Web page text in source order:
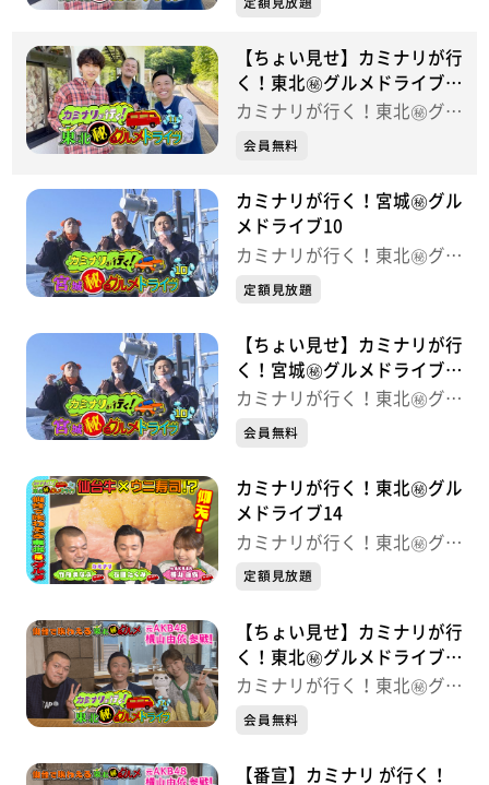
定額見放題
【ちょい見せ】カミナリが行
く！東北㊙グルメドライブ
11
カミナリが行く！東北㊙グル
メドライブ
会員無料
カミナリが行く！宮城㊙グル
メドライブ10
カミナリが行く！東北㊙グル
メドライブ
定額見放題
【ちょい見せ】カミナリが行
く！宮城㊙グルメドライブ
10
カミナリが行く！東北㊙グル
メドライブ
会員無料
カミナリが行く！東北㊙グル
メドライブ14
カミナリが行く！東北㊙グル
メドライブ
定額見放題
【ちょい見せ】カミナリが行
く！東北㊙グルメドライブ
14
カミナリが行く！東北㊙グル
メドライブ
会員無料
【番宣】カミナリ が行く！